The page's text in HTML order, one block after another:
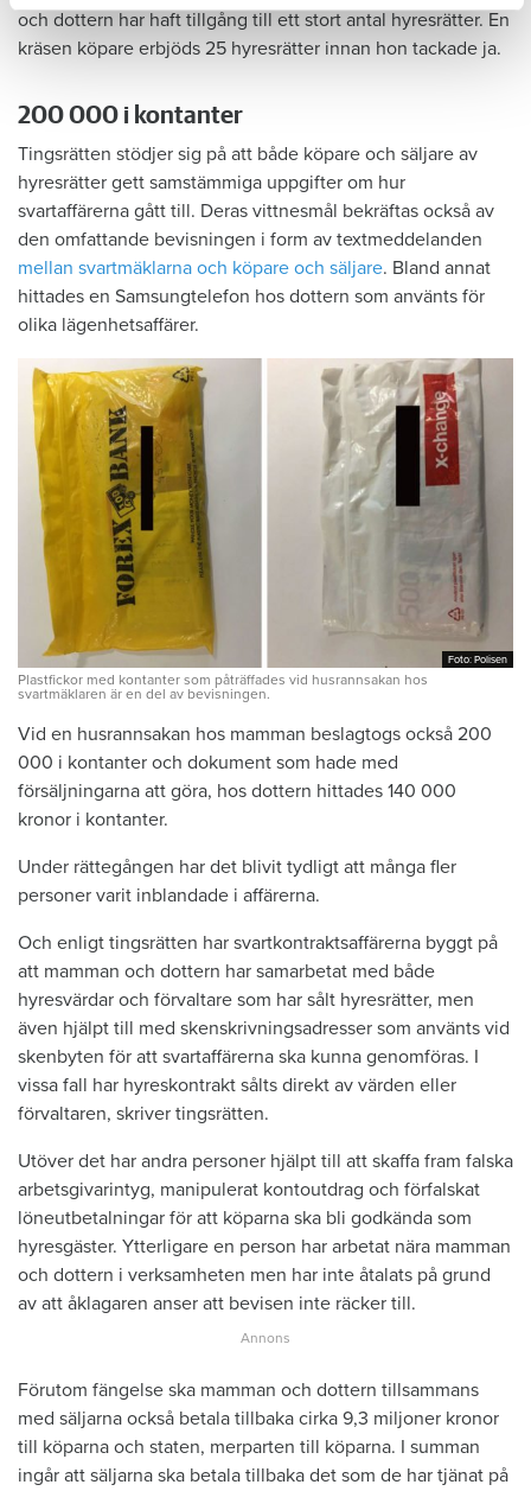
och dottern har haft tillgång till ett stort antal hyresrätter. En
kräsen köpare erbjöds 25 hyresrätter innan hon tackade ja.
200 000 i kontanter
Tingsrätten stödjer sig på att både köpare och säljare av
hyresrätter gett samstämmiga uppgifter om hur
svartaffärerna gått till. Deras vittnesmål bekräftas också av
den omfattande bevisningen i form av textmeddelanden
mellan svartmäklarna och köpare och säljare. Bland annat
hittades en Samsungtelefon hos dottern som använts för
olika lägenhetsaffärer.
Foto: Polisen
Foto: Polisen
Plastfickor med kontanter som påträffades vid husrannsakan hos
svartmäklaren är en del av bevisningen.
Vid en husrannsakan hos mamman beslagtogs också 200
000 i kontanter och dokument som hade med
försäljningarna att göra, hos dottern hittades 140 000
kronor i kontanter.
Under rättegången har det blivit tydligt att många fler
personer varit inblandade i affärerna.
Och enligt tingsrätten har svartkontraktsaffärerna byggt på
att mamman och dottern har samarbetat med både
hyresvärdar och förvaltare som har sålt hyresrätter, men
även hjälpt till med skenskrivningsadresser som använts vid
skenbyten för att svartaffärerna ska kunna genomföras. I
vissa fall har hyreskontrakt sålts direkt av värden eller
förvaltaren, skriver tingsrätten.
Utöver det har andra personer hjälpt till att skaffa fram falska
arbetsgivarintyg, manipulerat kontoutdrag och förfalskat
löneutbetalningar för att köparna ska bli godkända som
hyresgäster. Ytterligare en person har arbetat nära mamman
och dottern i verksamheten men har inte åtalats på grund
av att åklagaren anser att bevisen inte räcker till.
Förutom fängelse ska mamman och dottern tillsammans
med säljarna också betala tillbaka cirka 9,3 miljoner kronor
till köparna och staten, merparten till köparna. I summan
ingår att säljarna ska betala tillbaka det som de har tjänat på